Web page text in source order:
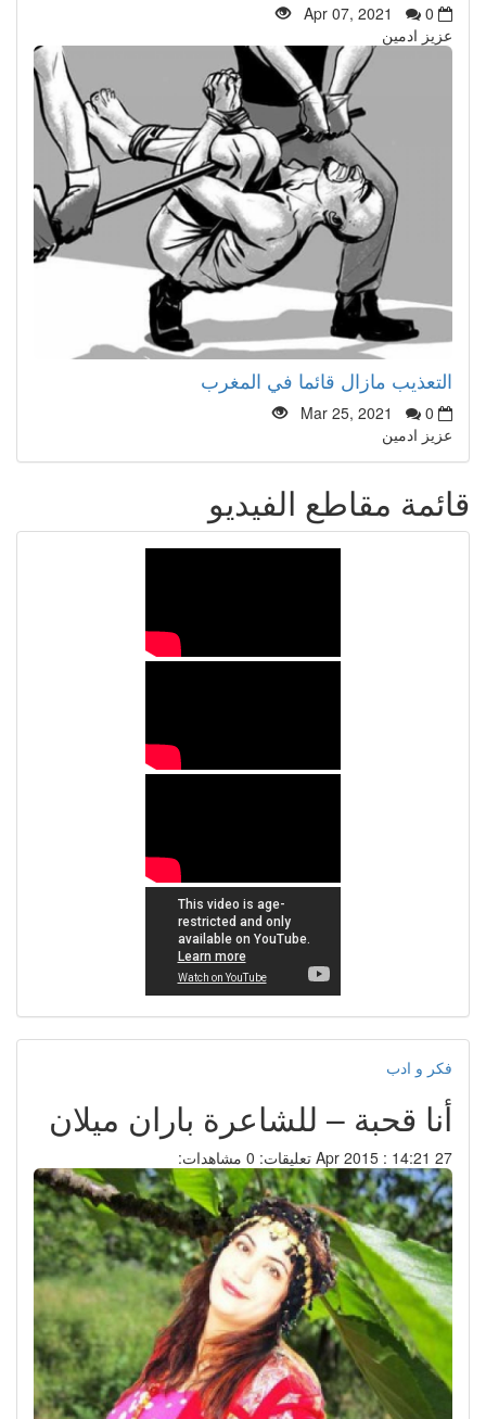
Apr 07, 2021
0
عزيز ادمين
التعذيب مازال قائما في المغرب
Mar 25, 2021
0
عزيز ادمين
قائمة مقاطع الفيديو
فكر و ادب
أنا قحبة – للشاعرة باران ميلان
27 Apr 2015 : 14:21 تعليقات: 0 مشاهدات: